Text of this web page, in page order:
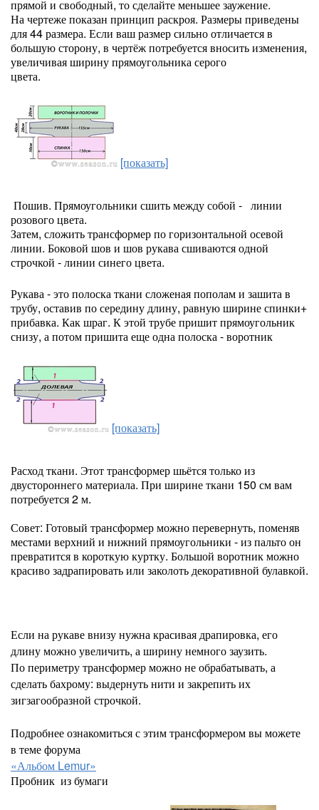
прямой и свободный, то сделайте меньшее заужение.
На чертеже показан принцип раскроя. Размеры приведены
для 44 размера. Если ваш размер сильно отличается в
большую сторону, в чертёж потребуется вносить изменения,
увеличивая ширину прямоугольника серого
цвета.
[показать]
Пошив. Прямоугольники сшить между собой - линии
розового цвета.
Затем, сложить трансформер по горизонтальной осевой
линии. Боковой шов и шов рукава сшиваются одной
строчкой - линии синего цвета.
Рукава - это полоска ткани сложеная пополам и зашита в
трубу, оставив по середину длину, равную ширине спинки+
прибавка. Как шраг. К этой трубе пришит прямоугольник
снизу, а потом пришита еще одна полоска - воротник
[показать]
Расход ткани. Этот трансформер шьётся только из
двустороннего материала. При ширине ткани 150 см вам
потребуется 2 м.
Совет: Готовый трансформер можно перевернуть, поменяв
местами верхний и нижний прямоугольники - из пальто он
превратится в короткую куртку. Большой воротник можно
красиво задрапировать или заколоть декоративной булавкой.
Если на рукаве внизу нужна красивая драпировка, его
длину можно увеличить, а ширину немного заузить.
По периметру трансформер можно не обрабатывать, а
сделать бахрому: выдернуть нити и закрепить их
зигзагообразной строчкой.
Подробнее ознакомиться с этим трансформером вы можете
в теме форума
«Альбом Lemur»
Пробник из бумаги